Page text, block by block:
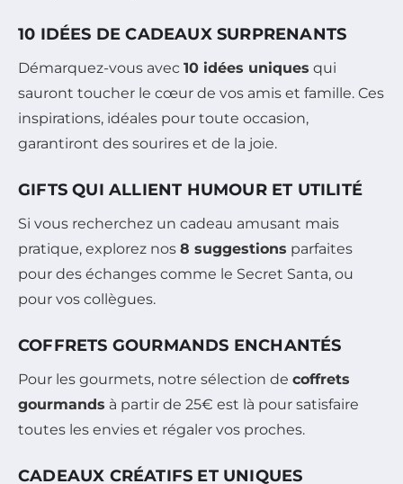
10 IDÉES DE CADEAUX SURPRENANTS
Démarquez-vous avec 10 idées uniques qui
sauront toucher le cœur de vos amis et famille. Ces
inspirations, idéales pour toute occasion,
garantiront des sourires et de la joie.
GIFTS QUI ALLIENT HUMOUR ET UTILITÉ
Si vous recherchez un cadeau amusant mais
pratique, explorez nos 8 suggestions parfaites
pour des échanges comme le Secret Santa, ou
pour vos collègues.
COFFRETS GOURMANDS ENCHANTÉS
Pour les gourmets, notre sélection de coffrets
gourmands à partir de 25€ est là pour satisfaire
toutes les envies et régaler vos proches.
CADEAUX CRÉATIFS ET UNIQUES